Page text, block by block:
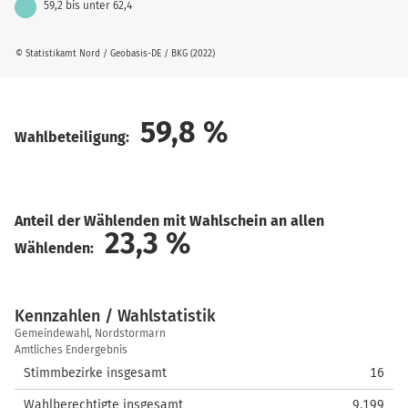
© Statistikamt Nord / Geobasis-DE / BKG (2022)
59,2 bis unter 62,4
Wahlbeteiligung: 59,8 %
Anteil der Wählenden mit Wahlschein an allen
Wählenden:
23,3 %
Kennzahlen / Wahlstatistik
Kennzahlen
/
Wahlstatistik
Gemeindewahl, Nordstormarn
Amtliches Endergebnis
Stimmbezirke insgesamt 16
Wahlberechtigte insgesamt 9.199